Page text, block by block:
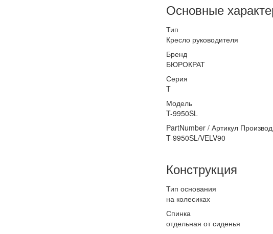
Основные
Тип
Кресло руководителя
Бренд
БЮРОКРАТ
Серия
T
Модель
T-9950SL
PartNumber / Артикул
T-9950SL/VELV90
Конструкция
Тип основания
на колесиках
Спинка
отдельная от сиденья